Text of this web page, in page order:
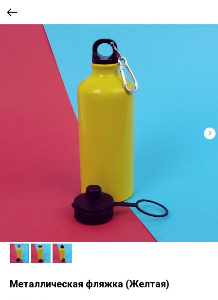
Металлическая фляжка (Желтая)